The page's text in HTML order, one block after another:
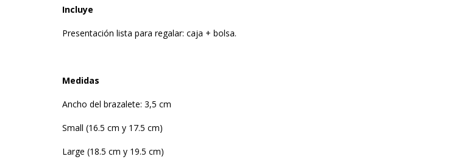
Incluye
Presentación lista para regalar: caja + bolsa.
Medidas
Ancho del brazalete: 3,5 cm
Small (16.5 cm y 17.5 cm)
Large (18.5 cm y 19.5 cm)